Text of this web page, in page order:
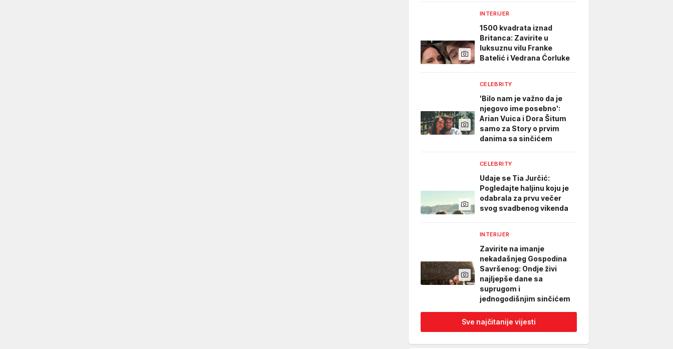
INTERIJER
1500 kvadrata iznad
Britanca: Zavirite u
luksuznu vilu Franke
Batelić i Vedrana Ćorluke
CELEBRITY
'Bilo nam je važno da je
njegovo ime posebno':
Arian Vuica i Dora Šitum
samo za Story o prvim
danima sa sinčićem
CELEBRITY
Udaje se Tia Jurčić:
Pogledajte haljinu koju je
odabrala za prvu večer
svog svadbenog vikenda
INTERIJER
Zavirite na imanje
nekadašnjeg Gospodina
Savršenog: Ondje živi
najljepše dane sa
suprugom i
jednogodišnjim sinčićem
Sve najčitanije vijesti